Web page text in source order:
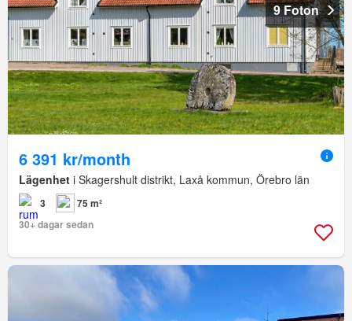
9 Foton
6 391 kr/month
Lägenhet i Skagershult distrikt, Laxå kommun, Örebro län
3
75 m²
30+ dagar sedan